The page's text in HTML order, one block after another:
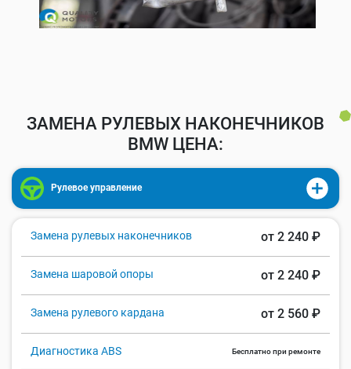
ЗАМЕНА РУЛЕВЫХ НАКОНЕЧНИКОВ
BMW ЦЕНА:
Рулевое управление
Замена рулевых наконечников от 2 240 ₽
Замена шаровой опоры от 2 240 ₽
Замена рулевого кардана от 2 560 ₽
Диагностика ABS Бесплатно при ремонте